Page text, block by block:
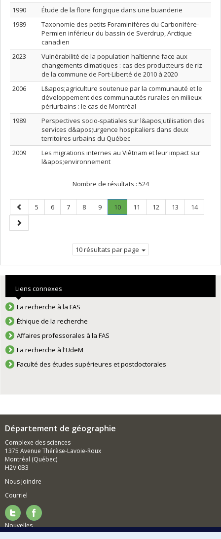
1990
Étude de la flore fongique dans une buanderie
1989
Taxonomie des petits Foraminifères du Carbonifère-
Permien inférieur du bassin de Sverdrup, Arctique
canadien
2023
Vulnérabilité de la population haïtienne face aux
changements climatiques : cas des producteurs de riz
de la commune de Fort-Liberté de 2010 à 2020
2006
L&apos;agriculture soutenue par la communauté et le
développement des communautés rurales en milieux
périurbains : le cas de Montréal
1989
Perspectives socio-spatiales sur l&apos;utilisation des
services d&apos;urgence hospitaliers dans deux
territoires urbains du Québec
2009
Les migrations internes au Viêtnam et leur impact sur
l&apos;environnement
Nombre de résultats : 524
Page
précédente
Page
5 Page
6 Page
7 Page
8 Page
9 Page
10.
Page
Page
11 Page
12 Page
13 Page
14
Page
suivante
10 résultats par page
Liens connexes
La recherche à la FAS
Éthique de la recherche
Affaires professorales à la FAS
La recherche à l'UdeM
Faculté des études supérieures et postdoctorales
Département de géographie
Complexe des sciences
1375 Avenue Thérèse-Lavoie-Roux
Montréal (Québec)
H2V 0B3
Nous joindre
Courriel
Nouvelles